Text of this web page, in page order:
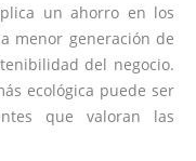
un ahorro en los
menor generación de
del negocio.
ecológica puede ser
que valoran las